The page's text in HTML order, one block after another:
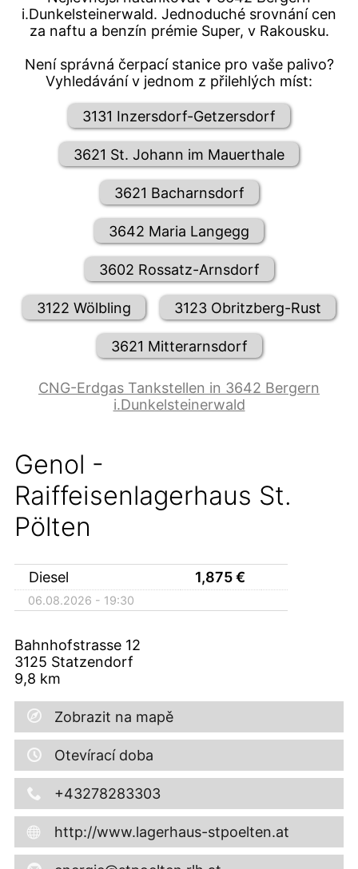
i.Dunkelsteinerwald. Jednoduché srovnání cen
za naftu a benzín prémie Super, v Rakousku.
Není správná čerpací stanice pro vaše palivo?
Vyhledávání v jednom z přilehlých míst:
3131 Inzersdorf-Getzersdorf
3621 St. Johann im Mauerthale
3621 Bacharnsdorf
3642 Maria Langegg
3602 Rossatz-Arnsdorf
3122 Wölbling 3123 Obritzberg-Rust
3621 Mitterarnsdorf
CNG-Erdgas Tankstellen in 3642 Bergern
i.Dunkelsteinerwald
Genol -
Raiffeisenlagerhaus St.
Pölten
Diesel 1,875€
06.08.2026 - 19:30
Bahnhofstrasse 12
3125 Statzendorf
9,8 km
Zobrazit na mapě
Otevírací doba
+43278283303
http://www.lagerhaus-stpoelten.at